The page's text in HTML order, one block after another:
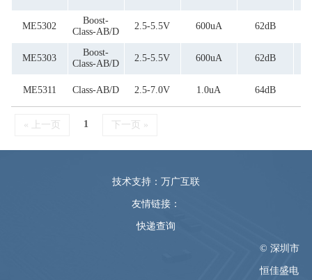
ME5302
Boost-
Class-AB/D
2.5-5.5V 600uA 62dB
ME5303
Boost-
Class-AB/D
2.5-5.5V 600uA 62dB
ME5311 Class-AB/D 2.5-7.0V 1.0uA 64dB
« 上一页 1 下一页 »
技术支持：万广互联
友情链接：
快递查询
© 深圳市
恒佳盛电